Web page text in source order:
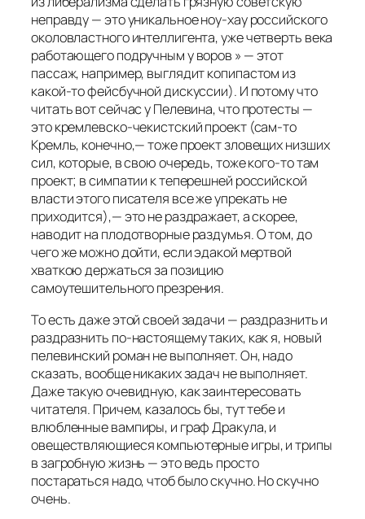
неправду — это уникальное ноу-хау российского
околовластного интеллигента, уже четверть века
работающего подручным у воров » — этот
пассаж, например, выглядит копипастом из
какой-то фейсбучной дискуссии). И потому что
читать вот сейчас у Пелевина, что протесты —
это кремлевско-чекистский проект (сам-то
Кремль, конечно,— тоже проект зловещих низших
сил, которые, в свою очередь, тоже кого-то там
проект; в симпатии к теперешней российской
власти этого писателя все же упрекать не
приходится),— это не раздражает, а скорее,
наводит на плодотворные раздумья. О том, до
чего же можно дойти, если эдакой мертвой
хваткою держаться за позицию
самоутешительного презрения.
То есть даже этой своей задачи — раздразнить и
раздразнить по-настоящему таких, как я, новый
пелевинский роман не выполняет. Он, надо
сказать, вообще никаких задач не выполняет.
Даже такую очевидную, как заинтересовать
читателя. Причем, казалось бы, тут тебе и
влюбленные вампиры, и граф Дракула, и
овеществляющиеся компьютерные игры, и трипы
в загробную жизнь — это ведь просто
постараться надо, чтоб было скучно. Но скучно
очень.